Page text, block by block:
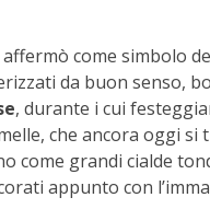
come simbolo
da buon senso,
, durante i cui
che ancora oggi
come grandi cialde
appunto con